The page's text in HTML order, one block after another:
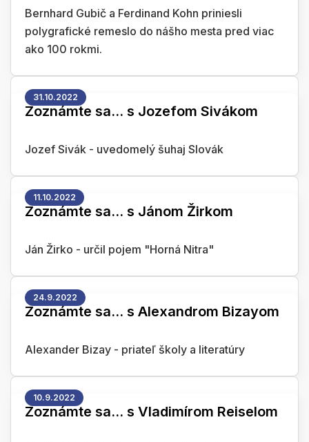
Bernhard Gubič a Ferdinand Kohn priniesli
polygrafické remeslo do nášho mesta pred viac
ako 100 rokmi.
31.10.2022
Zoznámte sa... s Jozefom Sivákom
Jozef Sivák - uvedomelý šuhaj Slovák
11.10.2022
Zoznámte sa... s Jánom Žirkom
Ján Žirko - určil pojem "Horná Nitra"
24.9.2022
Zoznámte sa... s Alexandrom Bizayom
Alexander Bizay - priateľ školy a literatúry
10.9.2022
Zoznámte sa... s Vladimírom Reiselom